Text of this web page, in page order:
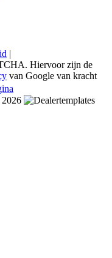
|
Hiervoor zijn de
van Google van kracht